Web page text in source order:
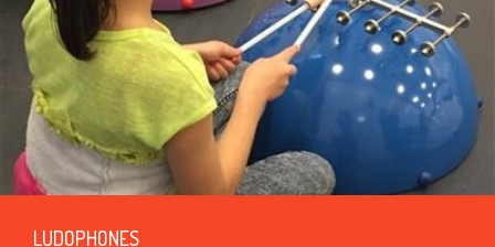
LUDOPHONES